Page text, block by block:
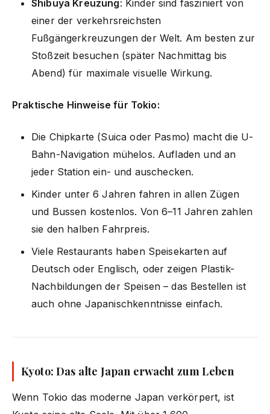
Shibuya Kreuzung: Kinder sind fasziniert von
einer der verkehrsreichsten
Fußgängerkreuzungen der Welt. Am besten zur
Stoßzeit besuchen (später Nachmittag bis
Abend) für maximale visuelle Wirkung.
Praktische Hinweise für Tokio:
Die Chipkarte (Suica oder Pasmo) macht die U-
Bahn-Navigation mühelos. Aufladen und an
jeder Station ein- und auschecken.
Kinder unter 6 Jahren fahren in allen Zügen
und Bussen kostenlos. Von 6–11 Jahren zahlen
sie den halben Fahrpreis.
Viele Restaurants haben Speisekarten auf
Deutsch oder Englisch, oder zeigen Plastik-
Nachbildungen der Speisen – das Bestellen ist
auch ohne Japanischkenntnisse einfach.
Kyoto: Das alte Japan erwacht zum Leben
Wenn Tokio das moderne Japan verkörpert, ist